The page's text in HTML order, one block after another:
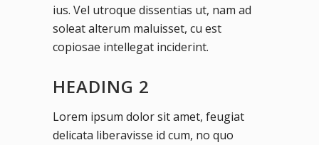
ius. Vel utroque dissentias ut, nam ad
soleat alterum maluisset, cu est
copiosae intellegat inciderint.
HEADING 2
Lorem ipsum dolor sit amet, feugiat
delicata liberavisse id cum, no quo